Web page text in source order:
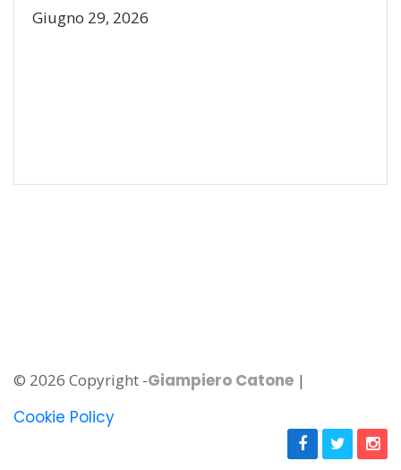
Giugno 29, 2026
© 2026 Copyright -Giampiero Catone |
Cookie Policy